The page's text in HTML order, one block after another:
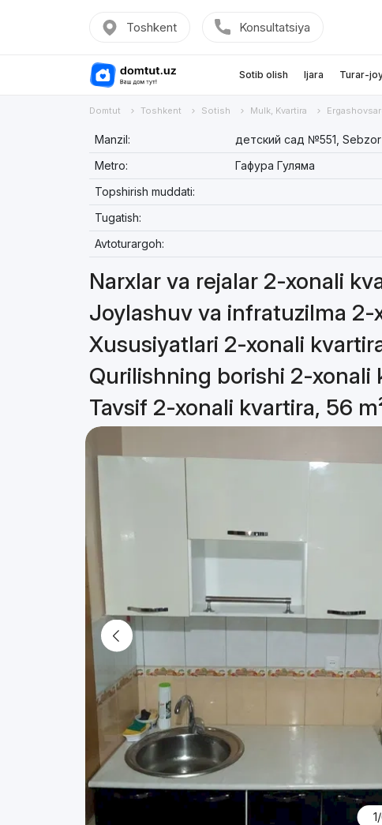
Toshkent Konsultatsiya
Sotib olish Ijara Turar-
Domtut Toshkent Sotish Mulk, Kvartira
Manzil:
детский сад №551,
Metro:
Гафура Гуляма
Topshirish muddati:
Tugatish:
Avtoturargoh:
Narxlar va rejalar 2-xonali
Joylashuv va infratuzilma 2-
Xususiyatlari 2-xonali
Qurilishning borishi 2-xonali
Tavsif 2-xonali kvartira, 56